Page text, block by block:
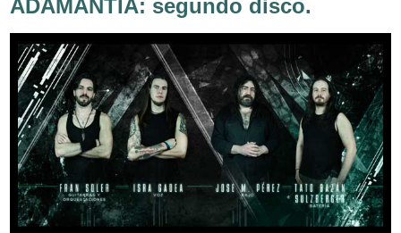
ADAMANTIA: segundo disco.